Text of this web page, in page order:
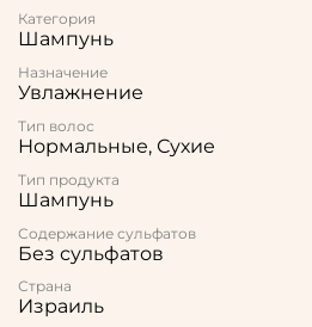
Категория
Шампунь
Назначение
Увлажнение
Тип волос
Нормальные, Сухие
Тип продукта
Шампунь
Содержание сульфатов
Без сульфатов
Страна
Израиль